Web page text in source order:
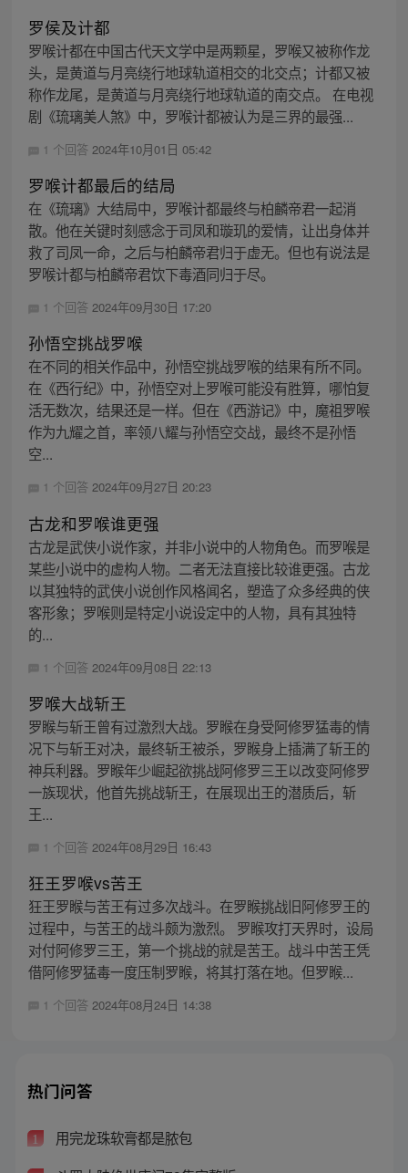
罗侯及计都
罗喉计都在中国古代天文学中是两颗星，罗喉又被称作龙
头，是黄道与月亮绕行地球轨道相交的北交点；计都又被
称作龙尾，是黄道与月亮绕行地球轨道的南交点。 在电视
剧《琉璃美人煞》中，罗喉计都被认为是三界的最强...
1 个回答 2024年10月01日 05:42
罗喉计都最后的结局
在《琉璃》大结局中，罗喉计都最终与柏麟帝君一起消
散。他在关键时刻感念于司凤和璇玑的爱情，让出身体并
救了司凤一命，之后与柏麟帝君归于虚无。但也有说法是
罗喉计都与柏麟帝君饮下毒酒同归于尽。
1 个回答 2024年09月30日 17:20
孙悟空挑战罗喉
在不同的相关作品中，孙悟空挑战罗喉的结果有所不同。
在《西行纪》中，孙悟空对上罗喉可能没有胜算，哪怕复
活无数次，结果还是一样。但在《西游记》中，魔祖罗喉
作为九耀之首，率领八耀与孙悟空交战，最终不是孙悟
空...
1 个回答 2024年09月27日 20:23
古龙和罗喉谁更强
古龙是武侠小说作家，并非小说中的人物角色。而罗喉是
某些小说中的虚构人物。二者无法直接比较谁更强。古龙
以其独特的武侠小说创作风格闻名，塑造了众多经典的侠
客形象；罗喉则是特定小说设定中的人物，具有其独特
的...
1 个回答 2024年09月08日 22:13
罗喉大战斩王
罗睺与斩王曾有过激烈大战。罗睺在身受阿修罗猛毒的情
况下与斩王对决，最终斩王被杀，罗睺身上插满了斩王的
神兵利器。罗睺年少崛起欲挑战阿修罗三王以改变阿修罗
一族现状，他首先挑战斩王，在展现出王的潜质后，斩
王...
1 个回答 2024年08月29日 16:43
狂王罗喉vs苦王
狂王罗睺与苦王有过多次战斗。在罗睺挑战旧阿修罗王的
过程中，与苦王的战斗颇为激烈。 罗睺攻打天界时，设局
对付阿修罗三王，第一个挑战的就是苦王。战斗中苦王凭
借阿修罗猛毒一度压制罗睺，将其打落在地。但罗睺...
1 个回答 2024年08月24日 14:38
热门问答
1 用完龙珠软膏都是脓包